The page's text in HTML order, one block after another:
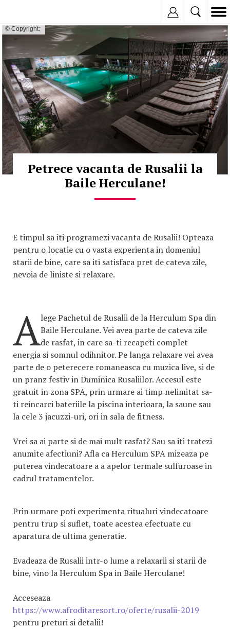
© Copyright:
Petrece vacanta de Rusalii la
Baile Herculane!
E timpul sa iti programezi vacanta de Rusalii! Opteaza
pentru o locatie cu o vasta experienta in domeniul
starii de bine, care sa iti satisfaca pret de cateva zile,
nevoia de liniste si relaxare.
Alege Pachetul de Rusalii de la Herculum Spa din
Baile Herculane. Vei avea parte de cateva zile
de rasfat, in care sa-ti recapeti complet
energia si somnul odihnitor. Pe langa relaxare vei avea
parte de o peterecere romaneasca cu muzica live, si de
un pranz festiv in Duminica Rusaliilor. Accesul este
gratuit in zona SPA, prin urmare ai timp nelimitat sa-
ti reincarci bateriile la piscina interioara, la saune sau
la cele 3 jacuzzi-uri, ori in sala de fitness.
Vrei sa ai parte si de mai mult rasfat? Sau sa iti tratezi
anumite afectiuni? Afla ca Herculum SPA mizeaza pe
puterea vindecatoare a a apelor termale sulfuroase in
cadrul tratamentelor.
Prin urmare poti experimenta ritualuri vindecatoare
pentru trup si suflet, toate acestea efectuate cu
aparatura de ultima generatie.
Evadeaza de Rusalii intr-o lume a relaxarii si starii de
bine, vino la Herculum Spa in Baile Herculane!
Acceseaza
https://www.afroditaresort.ro/oferte/rusalii-2019
pentru preturi si detalii!